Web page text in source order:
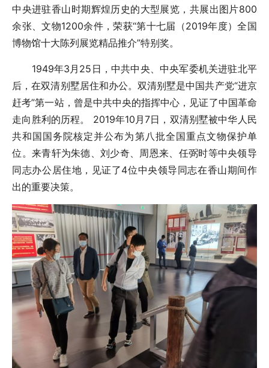
中央进驻香山时期辉煌历史的大型展览，共展出图片800
余张、文物1200余件，荣获“第十七届（2019年度）全国
博物馆十大陈列展览精品推介”特别奖。
1949年3月25日，中共中央、中央军委机关进驻北平
后，在双清别墅居住和办公。双清别墅是中国共产党“进京
赶考”第一站，曾是中共中央的指挥中心，见证了中国革命
走向胜利的历程。 2019年10月7日，双清别墅被中华人民
共和国国务院核定并公布为第八批全国重点文物保护单
位。来青轩为朱德、刘少奇、周恩来、任弼时等中央领导
同志办公居住地，见证了4位中央领导同志在香山期间作
出的重要决策。